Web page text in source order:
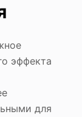
эффекта
для